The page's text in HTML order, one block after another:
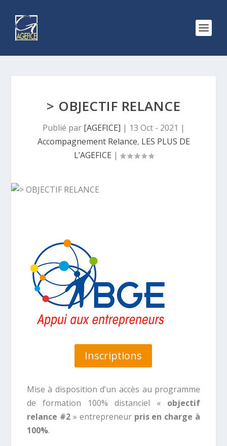
> OBJECTIF RELANCE
Publié par [AGEFICE] | 13 Oct - 2021 |
Accompagnement Relance, LES PLUS DE
L’AGEFICE |
Inscriptions
Mise à disposition d’un accès au programme
de formation 100% distanciel « objectif
relance #2» entrepreneur pris en charge à
100%.